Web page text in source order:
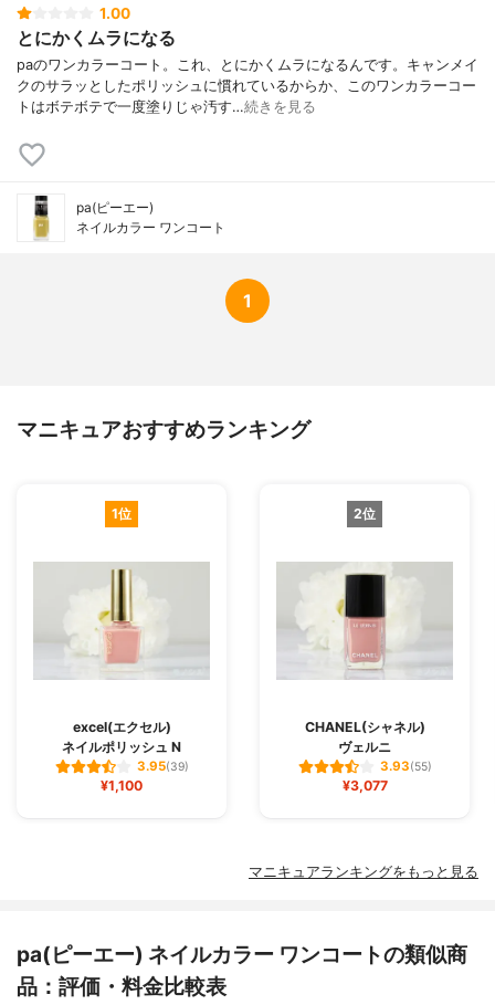
1.00
とにかくムラになる
paのワンカラーコート。これ、とにかくムラになるんです。キャンメイ
クのサラッとしたポリッシュに慣れているからか、このワンカラーコー
トはボテボテで一度塗りじゃ汚す…続きを見る
pa(ピーエー)
ネイルカラー ワンコート
1
マニキュアおすすめランキング
1位
excel(エクセル)
ネイルポリッシュ N
3.95(39)
¥1,100
2位
CHANEL(シャネル)
ヴェルニ
3.93(55)
¥3,077
マニキュアランキングをもっと見る
pa(ピーエー) ネイルカラー ワンコートの類似商
品：評価・料金比較表